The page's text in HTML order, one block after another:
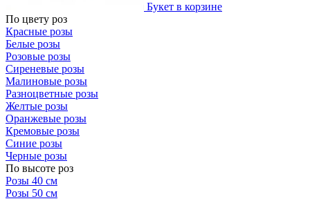
Букет в корзине
По цвету роз
Красные розы
Белые розы
Розовые розы
Сиреневые розы
Малиновые розы
Разноцветные розы
Желтые розы
Оранжевые розы
Кремовые розы
Синие розы
Черные розы
По высоте роз
Розы 40 см
Розы 50 см